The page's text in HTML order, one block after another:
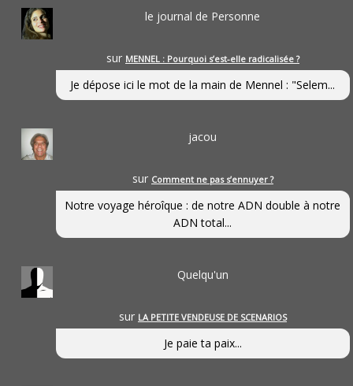
le journal de Personne
sur MENNEL : Pourquoi s’est-elle radicalisée ?
Je dépose ici le mot de la main de Mennel : "Selem...
jacou
sur Comment ne pas s’ennuyer ?
Notre voyage héroîque : de notre ADN double à notre
ADN total...
Quelqu'un
sur LA PETITE VENDEUSE DE SCENARIOS
Je paie ta paix...